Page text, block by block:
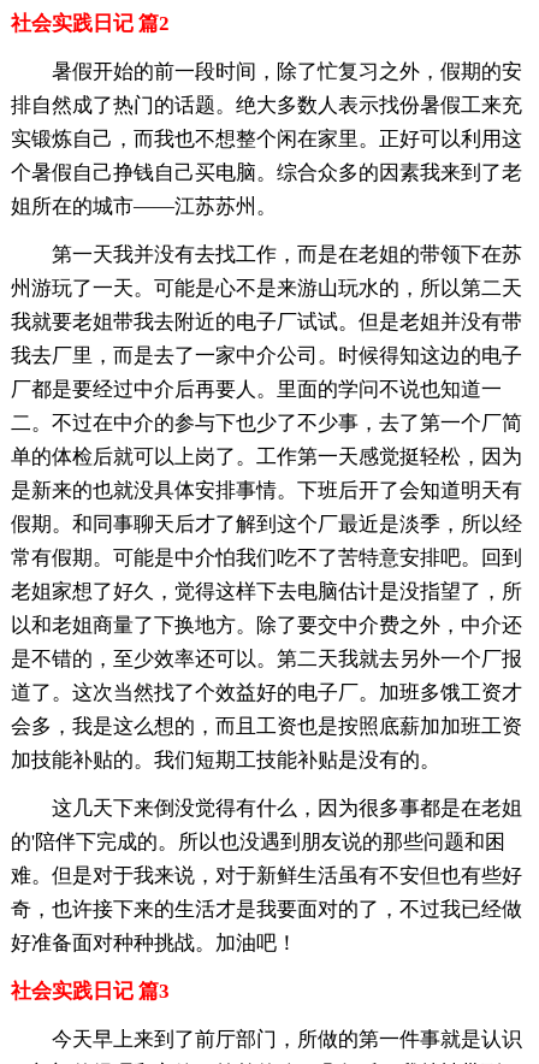
社会实践日记 篇2
暑假开始的前一段时间，除了忙复习之外，假期的安
排自然成了热门的话题。绝大多数人表示找份暑假工来充
实锻炼自己，而我也不想整个闲在家里。正好可以利用这
个暑假自己挣钱自己买电脑。综合众多的因素我来到了老
姐所在的城市——江苏苏州。
第一天我并没有去找工作，而是在老姐的带领下在苏
州游玩了一天。可能是心不是来游山玩水的，所以第二天
我就要老姐带我去附近的电子厂试试。但是老姐并没有带
我去厂里，而是去了一家中介公司。时候得知这边的电子
厂都是要经过中介后再要人。里面的学问不说也知道一
二。不过在中介的参与下也少了不少事，去了第一个厂简
单的体检后就可以上岗了。工作第一天感觉挺轻松，因为
是新来的也就没具体安排事情。下班后开了会知道明天有
假期。和同事聊天后才了解到这个厂最近是淡季，所以经
常有假期。可能是中介怕我们吃不了苦特意安排吧。回到
老姐家想了好久，觉得这样下去电脑估计是没指望了，所
以和老姐商量了下换地方。除了要交中介费之外，中介还
是不错的，至少效率还可以。第二天我就去另外一个厂报
道了。这次当然找了个效益好的电子厂。加班多饿工资才
会多，我是这么想的，而且工资也是按照底薪加加班工资
加技能补贴的。我们短期工技能补贴是没有的。
这几天下来倒没觉得有什么，因为很多事都是在老姐
的'陪伴下完成的。所以也没遇到朋友说的那些问题和困
难。但是对于我来说，对于新鲜生活虽有不安但也有些好
奇，也许接下来的生活才是我要面对的了，不过我已经做
好准备面对种种挑战。加油吧！
社会实践日记 篇3
今天早上来到了前厅部门，所做的第一件事就是认识